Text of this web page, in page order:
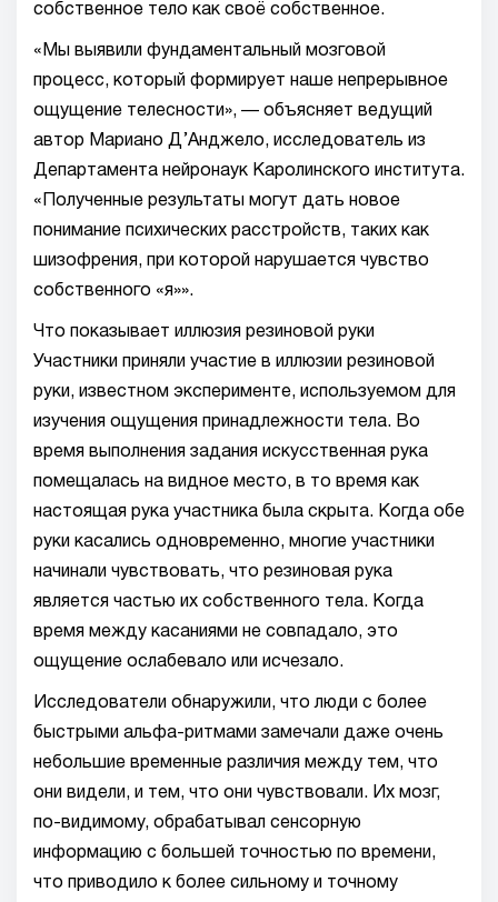
собственное тело как своё собственное.
«Мы выявили фундаментальный мозговой
процесс, который формирует наше непрерывное
ощущение телесности», — объясняет ведущий
автор Мариано Д’Анджело, исследователь из
Департамента нейронаук Каролинского института.
«Полученные результаты могут дать новое
понимание психических расстройств, таких как
шизофрения, при которой нарушается чувство
собственного «я»».
Что показывает иллюзия резиновой руки
Участники приняли участие в иллюзии резиновой
руки, известном эксперименте, используемом для
изучения ощущения принадлежности тела. Во
время выполнения задания искусственная рука
помещалась на видное место, в то время как
настоящая рука участника была скрыта. Когда обе
руки касались одновременно, многие участники
начинали чувствовать, что резиновая рука
является частью их собственного тела. Когда
время между касаниями не совпадало, это
ощущение ослабевало или исчезало.
Исследователи обнаружили, что люди с более
быстрыми альфа-ритмами замечали даже очень
небольшие временные различия между тем, что
они видели, и тем, что они чувствовали. Их мозг,
по-видимому, обрабатывал сенсорную
информацию с большей точностью по времени,
что приводило к более сильному и точному